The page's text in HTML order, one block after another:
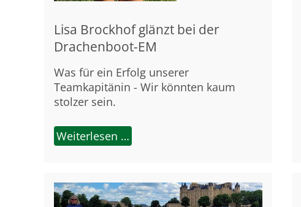
Lisa Brockhof glänzt bei der
Drachenboot-EM
Was für ein Erfolg unserer
Teamkapitänin - Wir könnten kaum
stolzer sein.
Weiterlesen …